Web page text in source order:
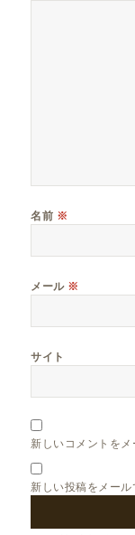
名前 ※
メール ※
サイト
新しいコメントを
新しい投稿をメー